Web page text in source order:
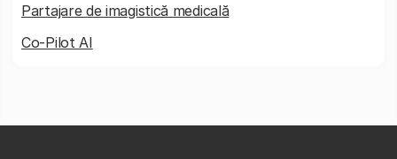
Partajare de imagistică medicală
Co-Pilot AI